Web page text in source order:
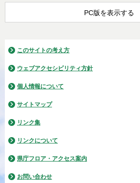
PC版を表示する
このサイトの考え方
ウェブアクセシビリティ方針
個人情報について
サイトマップ
リンク集
リンクについて
県庁フロア・アクセス案内
お問い合わせ